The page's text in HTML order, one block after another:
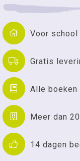
Voor school
Gratis
Alle boeken
Meer dan
14 dagen